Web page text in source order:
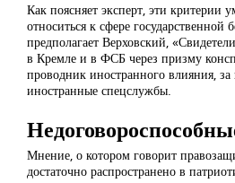
Как поясняет эксперт, эти критерии
относиться к сфере
предполагает Верховский,
в Кремле и в ФСБ через призму
проводник иностранного влияния, за
иностранные спецслужбы.
Мнение, о котором говорит
достаточно распространено в